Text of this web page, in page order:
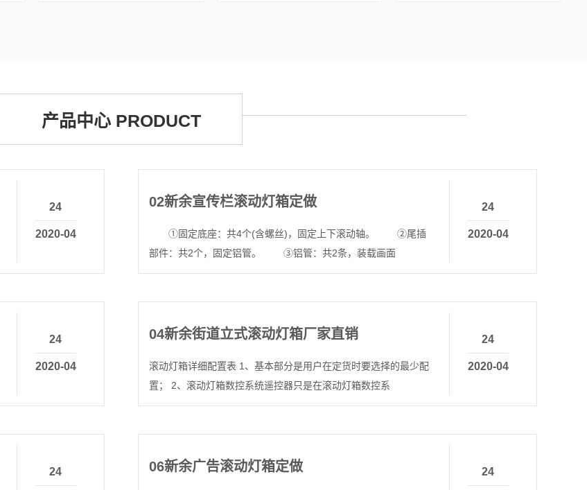
产品中心 PRODUCT
24
2020-04
24
2020-04
02新余宣传栏滚动灯箱定做
①固定底座：共4个(含螺丝)，固定上下滚动轴。 ②尾插
部件：共2个，固定铝管。 ③铝管：共2条，装载画面
24
2020-04
24
2020-04
04新余街道立式滚动灯箱厂家直销
滚动灯箱详细配置表 1、基本部分是用户在定货时要选择的最少配
置； 2、滚动灯箱数控系统遥控器只是在滚动灯箱数控系
24 24
06新余广告滚动灯箱定做